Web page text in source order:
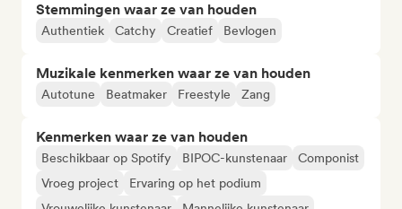
Stemmingen waar ze van houden
Authentiek Catchy Creatief Bevlogen
Muzikale kenmerken waar ze van houden
Autotune Beatmaker Freestyle Zang
Kenmerken waar ze van houden
Beschikbaar op Spotify BIPOC-kunstenaar
Componist
Vroeg project
Ervaring op het podium